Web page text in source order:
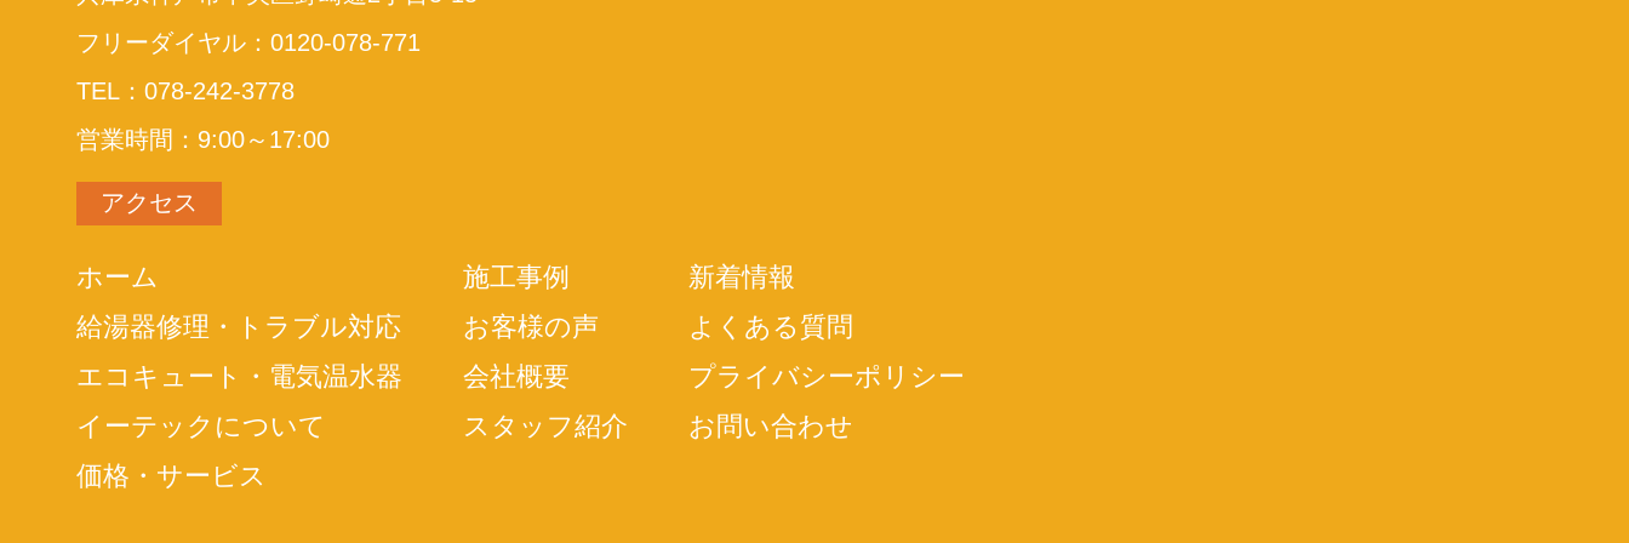
フリーダイヤル：0120-078-771
TEL：078-242-3778
営業時間：9:00～17:00
アクセス
ホーム
給湯器修理・トラブル対応
エコキュート・電気温水器
イーテックについて
価格・サービス
施工事例
お客様の声
会社概要
スタッフ紹介
新着情報
よくある質問
プライバシーポリシー
お問い合わせ